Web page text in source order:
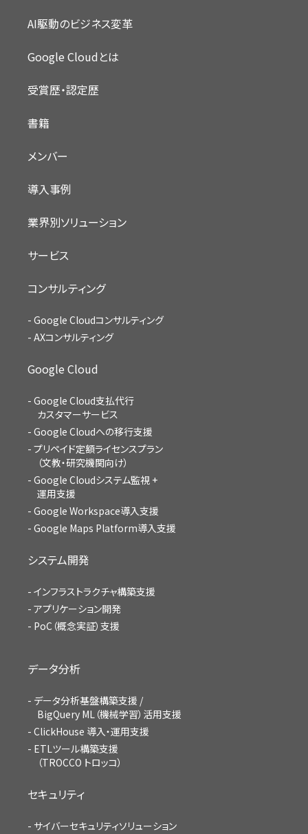
AI駆動のビジネス変革
Google Cloudとは
受賞歴・認定歴
書籍
メンバー
導入事例
業界別ソリューション
サービス
コンサルティング
Google Cloudコンサルティング
AXコンサルティング
Google Cloud
Google Cloud支払代行
カスタマーサービス
Google Cloudへの移行支援
プリペイド定額ライセンスプラン
（文教・研究機関向け）
Google Cloudシステム監視 +
運用支援
Google Workspace導入支援
Google Maps Platform導入支援
システム開発
インフラストラクチャ構築支援
アプリケーション開発
PoC（概念実証）支援
データ分析
データ分析基盤構築支援 /
BigQuery ML（機械学習）活用支援
ClickHouse 導入・運用支援
ETLツール構築支援
（TROCCO トロッコ）
セキュリティ
サイバーセキュリティソリューション